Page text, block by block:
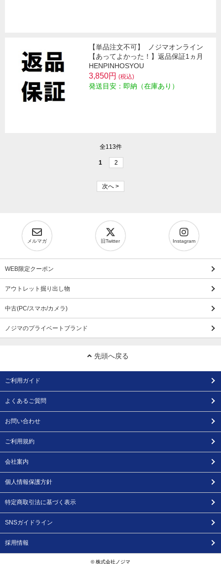
【単品注文不可】
ノジマオンライン
【あってよかった！】返品保証1ヵ月
HENPINHOSYOU
3,850円 (税込)
発送目安：即納（在庫あり）
全113件
1 2
次へ >
メルマガ 旧Twitter Instagram
WEB限定クーポン
アウトレット掘り出し物
中古(PC/スマホ/カメラ)
ノジマのプライベートブランド
先頭へ戻る
ご利用ガイド
よくあるご質問
お問い合わせ
ご利用規約
会社案内
個人情報保護方針
特定商取引法に基づく表示
SNSガイドライン
採用情報
© 株式会社ノジマ